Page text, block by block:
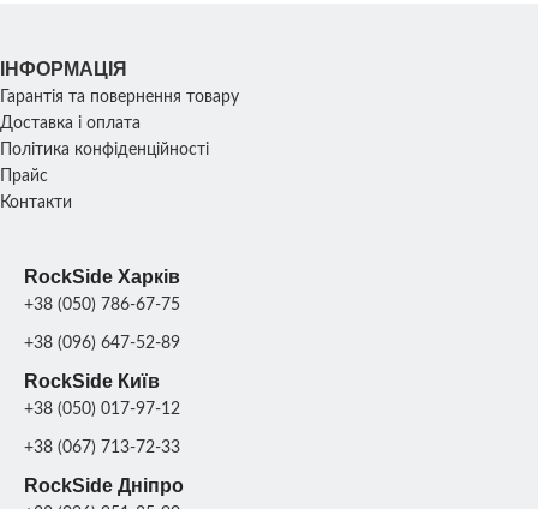
ІНФОРМАЦІЯ
Гарантія та повернення товару
Доставка і оплата
Політика конфіденційності
Прайс
Контакти
RockSide Харків
+38 (050) 786-67-75
+38 (096) 647-52-89
RockSide Київ
+38 (050) 017-97-12
+38 (067) 713-72-33
RockSide Дніпро